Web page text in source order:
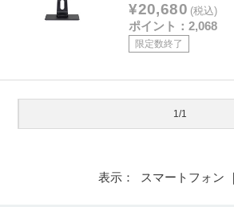
¥20,680 (税込)
ポイント：2,068
限定数終了
1/1
表示： スマートフォン